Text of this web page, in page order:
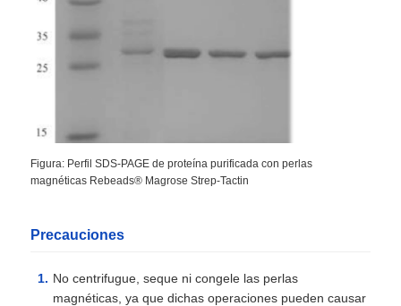
Figura: Perfil SDS-PAGE de proteína purificada con perlas
magnéticas Rebeads® Magrose Strep-Tactin
Precauciones
No centrifugue, seque ni congele las perlas
magnéticas, ya que dichas operaciones pueden causar